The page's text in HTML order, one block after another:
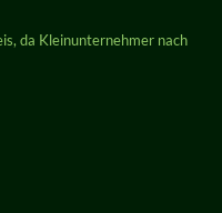
da Kleinunternehmer nach